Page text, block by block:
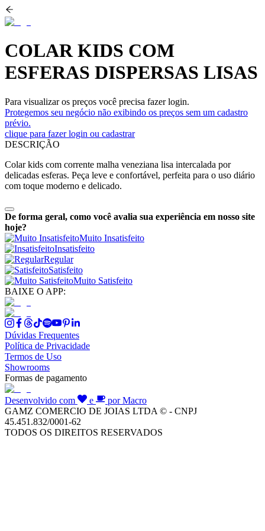
COLAR KIDS COM
ESFERAS DISPERSAS LISAS
Para visualizar os preços você precisa fazer login.
Protegemos seu negócio não exibindo os preços sem um cadastro
prévio.
clique para fazer login ou cadastrar
DESCRIÇÃO
Colar kids com corrente malha veneziana lisa intercalada por
delicadas esferas. Peça leve e confortável, perfeita para o uso diário
com toque moderno e delicado.
De forma geral, como você avalia sua experiência em nosso site
hoje?
Muito Insatisfeito
Insatisfeito
Regular
Satisfeito
Muito Satisfeito
BAIXE O APP:
Dúvidas Frequentes
Política de Privacidade
Termos de Uso
Showrooms
Formas de pagamento
Desenvolvido com e
por Macro
GAMZ COMERCIO DE JOIAS LTDA © - CNPJ
45.451.832/0001-62
TODOS OS DIREITOS RESERVADOS